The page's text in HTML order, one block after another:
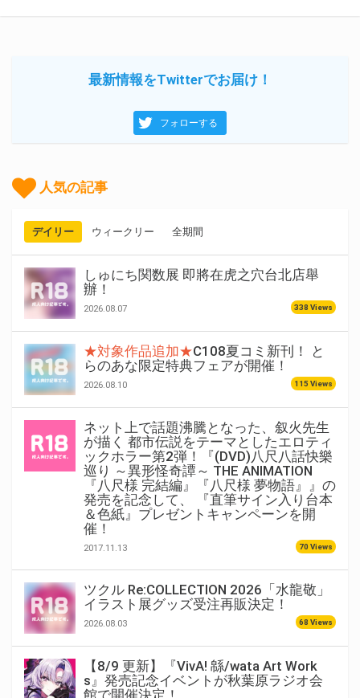
最新情報をTwitterでお届け！
フォローする
人気の記事
デイリー ウィークリー 全期間
しゅにち関数展 即將在虎之穴台北店舉
辦！
2026.08.07 338 Views
★対象作品追加★C108夏コミ新刊！ と
らのあな限定特典フェアが開催！
2026.08.10 115 Views
ネット上で話題沸騰となった、叙火先生
が描く 都市伝説をテーマとしたエロティ
ックホラー第2弾！『(DVD)八尺八話快樂
巡り ～異形怪奇譚～ THE ANIMATION
『八尺様 完結編』『八尺様 夢物語』』の
発売を記念して、 『直筆サイン入り台本
＆色紙』プレゼントキャンペーンを開
催！
2017.11.13 70 Views
ツクル Re:COLLECTION 2026「水龍敬」
イラスト展グッズ受注再販決定！
2026.08.03 68 Views
【8/9 更新】『VivA! 緜/wata Art Work
s』発売記念イベントが秋葉原ラジオ会
館で開催決定！